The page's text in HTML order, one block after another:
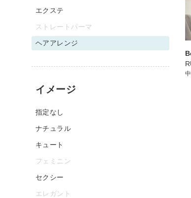
エクステ
ストレートパーマ
ヘアアレンジ
イメージ
指定なし
ナチュラル
キュート
フェミニン
セクシー
エレガント